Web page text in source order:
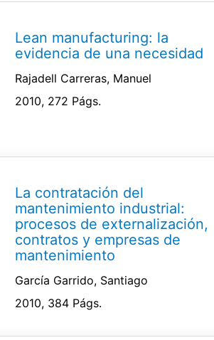
Lean manufacturing: la
evidencia de una necesidad
Rajadell Carreras, Manuel
2010, 272 Págs.
La contratación del
mantenimiento industrial:
procesos de externalización,
contratos y empresas de
mantenimiento
García Garrido, Santiago
2010, 384 Págs.